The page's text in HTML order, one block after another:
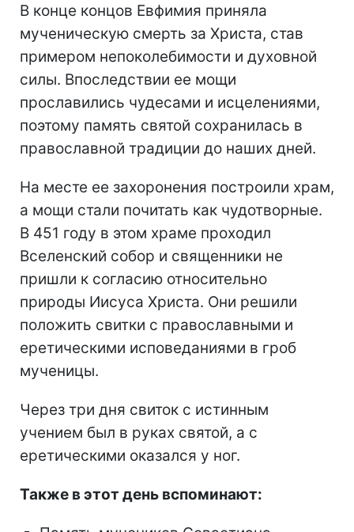
В конце концов Евфимия приняла
мученическую смерть за Христа, став
примером непоколебимости и духовной
силы. Впоследствии ее мощи
прославились чудесами и исцелениями,
поэтому память святой сохранилась в
православной традиции до наших дней.
На месте ее захоронения построили храм,
а мощи стали почитать как чудотворные.
В 451 году в этом храме проходил
Вселенский собор и священники не
пришли к согласию относительно
природы Иисуса Христа. Они решили
положить свитки с православными и
еретическими исповеданиями в гроб
мученицы.
Через три дня свиток с истинным
учением был в руках святой, а с
еретическими оказался у ног.
Также в этот день вспоминают: